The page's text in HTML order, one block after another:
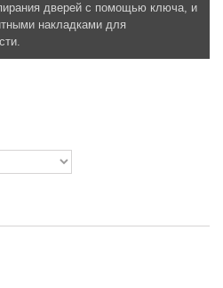
дверей с помощью ключа, и
накладками для